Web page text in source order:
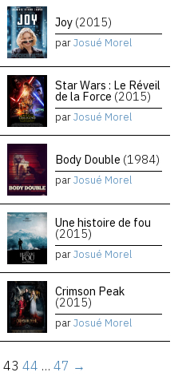
Joy (2015)
parJosué Morel
Star Wars : Le Réveil
de la Force (2015)
parJosué Morel
Body Double (1984)
parJosué Morel
Une histoire de fou
(2015)
parJosué Morel
Crimson Peak
(2015)
parJosué Morel
43 44 … 47 →